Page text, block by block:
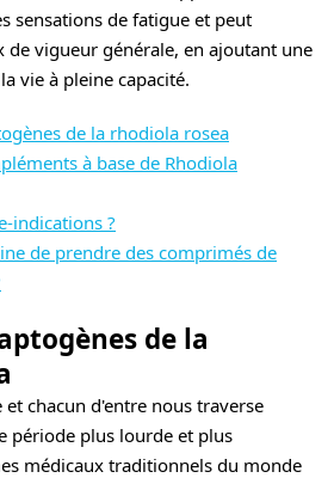
sensations de fatigue et peut
de vigueur générale, en ajoutant une
vie à pleine capacité.
de la rhodiola rosea
à base de Rhodiola
indications ?
de prendre des comprimés de
de la
et chacun d'entre nous traverse
période plus lourde et plus
médicaux traditionnels du monde